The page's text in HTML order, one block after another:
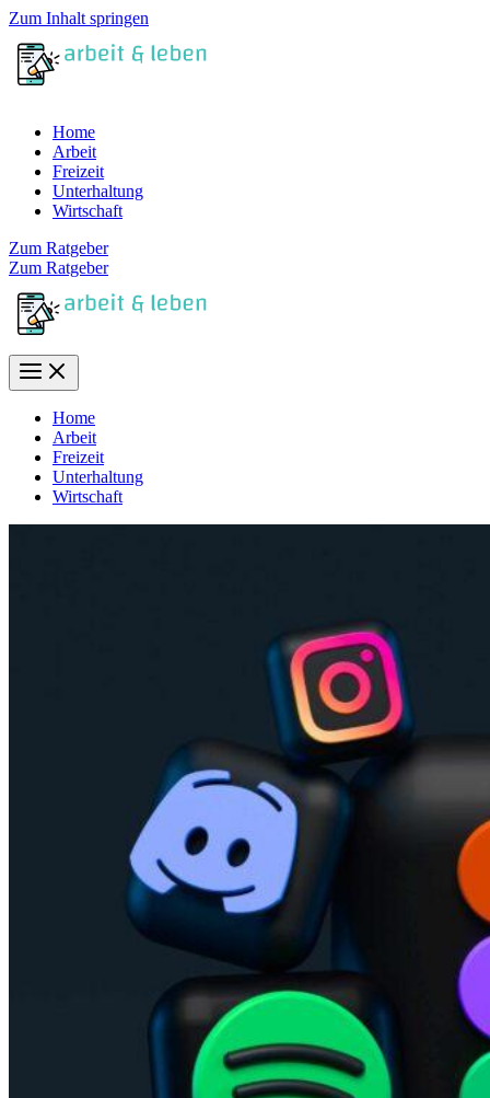
Zum Inhalt springen
Home
Arbeit
Freizeit
Unterhaltung
Wirtschaft
Zum Ratgeber
Zum Ratgeber
Home
Arbeit
Freizeit
Unterhaltung
Wirtschaft